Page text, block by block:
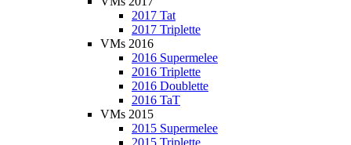
2017 Tat
2017 Triplette
VMs 2016
2016 Supermelee
2016 Triplette
2016 Doublette
2016 TaT
VMs 2015
2015 Supermelee
2015 Triplette